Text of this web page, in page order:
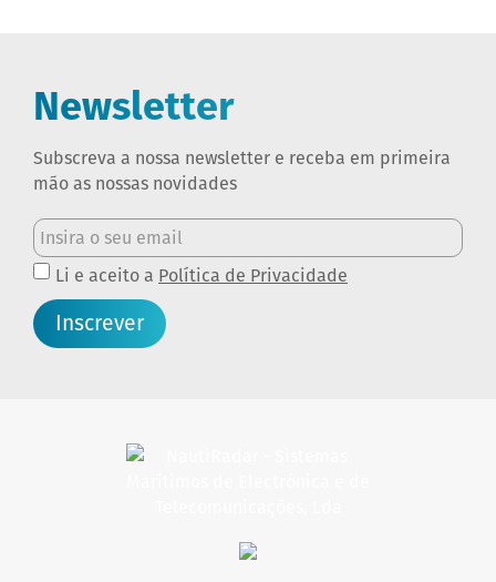
Newsletter
Subscreva a nossa newsletter e receba em primeira
mão as nossas novidades
Li e aceito a Política de Privacidade
Inscrever